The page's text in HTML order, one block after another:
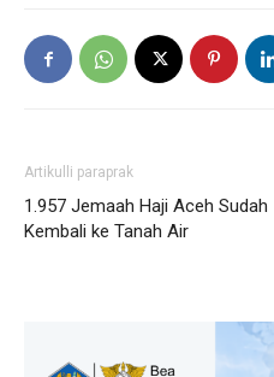
Artikulli paraprak
1.957 Jemaah Haji Aceh Sudah
Kembali ke Tanah Air